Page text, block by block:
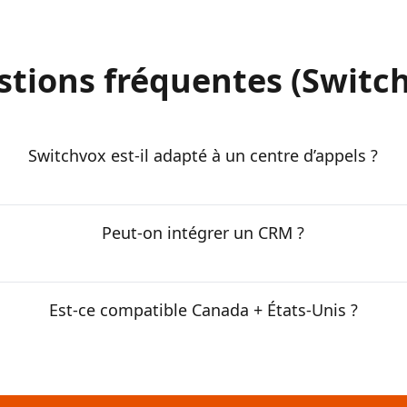
fréquentes
Switchvox est-il adapté à un centre d’appels ?
Peut-on intégrer un CRM ?
Est-ce compatible Canada + États-Unis ?